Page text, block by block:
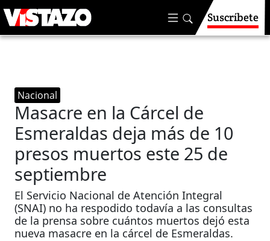
Suscríbete
Nacional
Masacre en la Cárcel de
Esmeraldas deja más de 10
presos muertos este 25 de
septiembre
El Servicio Nacional de Atención Integral
(SNAI) no ha respodido todavía a las consultas
de la prensa sobre cuántos muertos dejó esta
nueva masacre en la cárcel de Esmeraldas.